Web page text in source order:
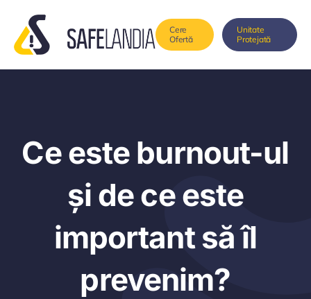
content
Cere
Ofertă
Unitate
Protejată
Ce este burnout-ul
și de ce este
important să îl
prevenim?